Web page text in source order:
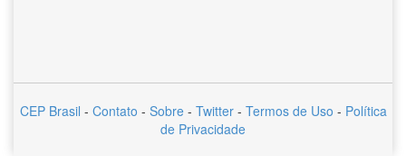
CEP Brasil - Contato - Sobre - Twitter - Termos de Uso - Política
de Privacidade